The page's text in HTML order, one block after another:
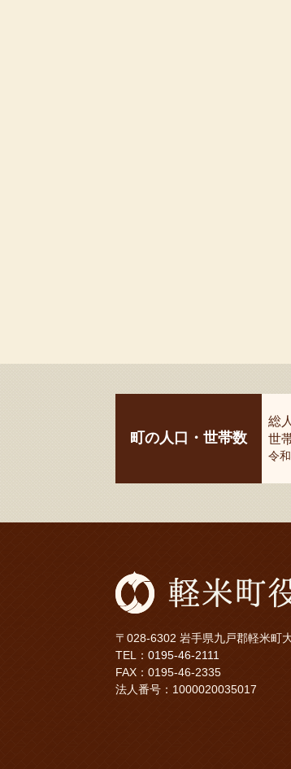
町の人口・世帯数
総
世
令
〒028-6302 岩手県九戸郡軽米町
TEL： 0195-46-2111
FAX：0195-46-2335
法人番号：1000020035017